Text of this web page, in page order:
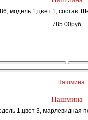
модель 1,цвет 1, состав:
785.00руб
Пашмина
1,цвет 3, марлевидная